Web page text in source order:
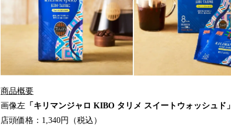
商品概要
画像左 「キリマンジャロ KIBO タリメ スイートウォッシュド」
店頭価格：1,340円（税込）